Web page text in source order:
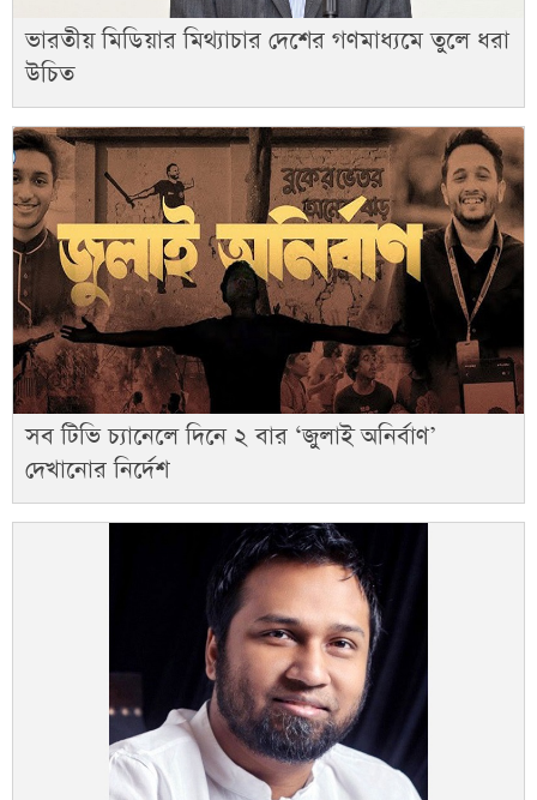
ভারতীয় মিডিয়ার মিথ্যাচার দেশের গণমাধ্যমে তুলে ধরা
উচিত
সব টিভি চ্যানেলে দিনে ২ বার ‘জুলাই অনির্বাণ’
দেখানোর নির্দেশ